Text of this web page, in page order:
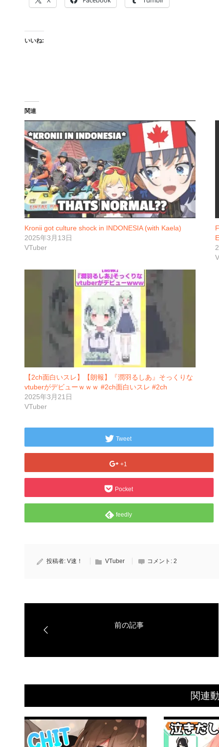
いいね:
関連
Kronii got culture shock in INDONESIA (with Kaela)
2025年3月13日
VTuber
【2ch面白いスレ】【朗報】『潤羽るしあ』そっくりな
vtuberがデビューｗｗｗ #2ch面白いスレ #2ch
2025年3月21日
VTuber
Tweet
+1
Pocket
feedly
投稿者: V速！ VTuber コメント: 2
関連